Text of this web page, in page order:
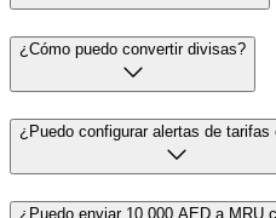
¿Cómo puedo convertir divisas?
¿Puedo configurar alertas de tarifas
¿Puedo enviar 10.000 AED a MRU